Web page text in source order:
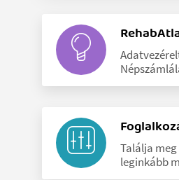
Találja
leginkább